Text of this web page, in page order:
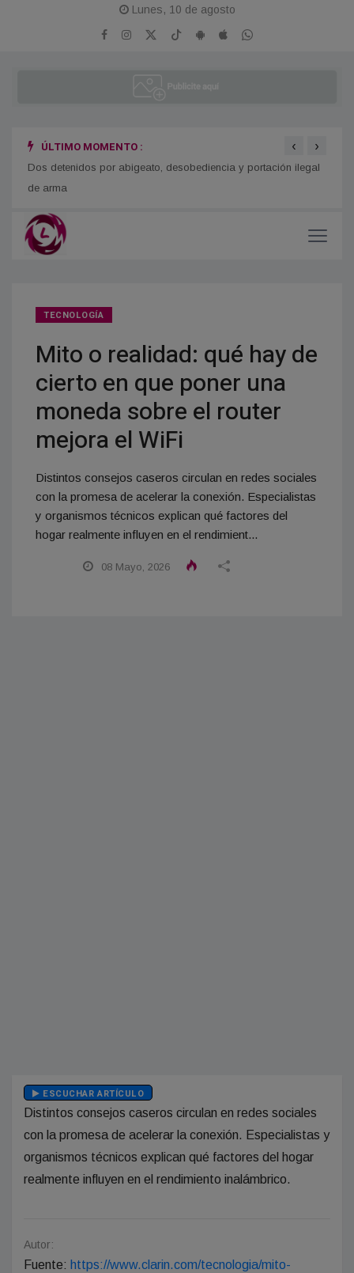
Lunes, 10 de agosto
ÚLTIMO MOMENTO :
Dos detenidos por abigeato, desobediencia y portación ilegal
de arma
‹ ›
TECNOLOGÍA
Mito o realidad: qué hay de
cierto en que poner una
moneda sobre el router
mejora el WiFi
Distintos consejos caseros circulan en redes sociales
con la promesa de acelerar la conexión. Especialistas
y organismos técnicos explican qué factores del
hogar realmente influyen en el rendimient...
08 Mayo, 2026
ESCUCHAR ARTÍCULO
Distintos consejos caseros circulan en redes sociales
con la promesa de acelerar la conexión. Especialistas y
organismos técnicos explican qué factores del hogar
realmente influyen en el rendimiento inalámbrico.
Autor:
Fuente: https://www.clarin.com/tecnologia/mito-